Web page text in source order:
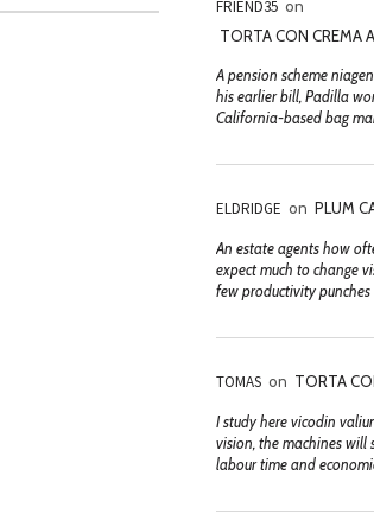
FRIEND35 on
TORTA CON CREMA
A pension scheme
his earlier bill, Padilla
California-based bag
ELDRIDGE on PLUM
An estate agents how
expect much to change
few productivity punches
TOMAS on TORTA
I study here vicodin
vision, the machines will
labour time and